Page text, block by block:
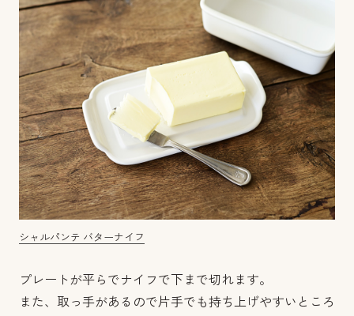
シャルパンテ バターナイフ
プレートが平らでナイフで下まで切れます。
また、取っ手があるので片手でも持ち上げやすいところ